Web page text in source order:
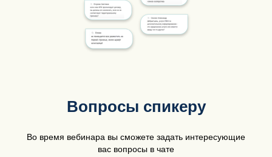
Вопросы спикеру
Во время вебинара вы сможете задать интересующие
вас вопросы в чате